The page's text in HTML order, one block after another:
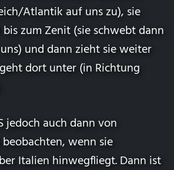
Atlantik auf uns zu), sie
zum Zenit (sie schwebt dann
und dann zieht sie weiter
dort unter (in Richtung
jedoch auch dann von
wenn sie
Italien hinwegfliegt. Dann ist